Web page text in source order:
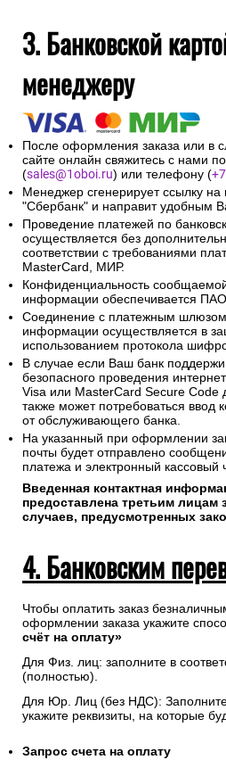
3. Банковской
менеджеру
После оформления заказа или в
сайте онлайн свяжитесь с нами
(sales@1oboi.ru) или телефону (
Менеджер сгенерирует ссылку
"Сбербанк" и направит удобным
Проведение платежей по
осуществляется без
соответствии с требованиями
MasterCard, МИР.
Конфиденциальность
информации обеспечивается
Соединение с платежным
информации осуществляется в
использованием протокола
В случае если Ваш банк
безопасного проведения
Visa или MasterCard Secure Code
также может потребоваться ввод
от обслуживающего банка.
На указанный при оформлении
почты будет отправлено
платежа и электронный кассовый
Введенная контактная
предоставлена третьим лицам
случаев, предусмотренных
4. Банковским
Чтобы оплатить заказ
оформлении заказа укажите
счёт на оплату»
Для Физ. лиц: заполните в
(полностью).
Для Юр. Лиц (без НДС):
укажите реквизиты, на которые
Запрос счета на оплату